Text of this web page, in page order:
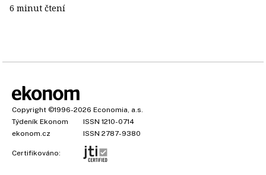
6 minut čtení
Copyright ©1996-2026 Economia, a.s.
Týdeník Ekonom
ISSN 1210-0714
ekonom.cz
ISSN 2787-9380
Certifikováno: